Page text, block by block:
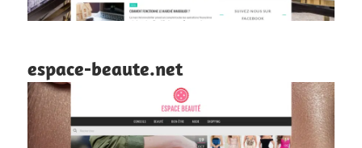
espace-beaute.net